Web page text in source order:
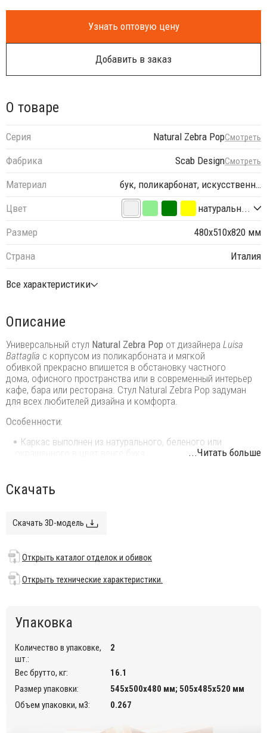
Узнать оптовую цену
Добавить в заказ
О товаре
Серия Natural Zebra PopСмотреть
Фабрика Scab DesignСмотреть
Материал
бук, поликарбонат, искусственн…
Цвет
натуральн...
Размер
480х510х820 мм
Страна
Италия
Все характеристики
Описание
Универсальный стул Natural Zebra Pop от дизайнерa Luisa
Battaglia с корпусом из поликарбоната и мягкой
обивкой прекрасно впишется в обстановку частного
дома, офисного пространства или в современный интерьер
кафе, бара или ресторана. Стул Natural Zebra Pop задуман
для всех любителей дизайна и комфорта.
Особенности:
Каркас выполнен из натурального, беленого или
Обивка выполнена из искусственной кожи. Также
Данный стул предназначен для использования во
Открыть каталог отделок и обивок
Открыть технические характеристики.
...Читать больше
Скачать
Скачать 3D-модель
Открыть каталог отделок и обивок
Открыть технические характеристики.
Упаковка
Количество в упаковке,
шт.:
2
Вес брутто, кг:
16.1
Размер упаковки:
545х500х480 мм; 505х485х520 мм
Объем упаковки, м3:
0.267